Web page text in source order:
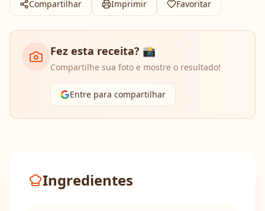
Compartilhar Imprimir Favoritar
Fez esta receita? 📸
Compartilhe sua foto e mostre o resultado!
Entre para compartilhar
Ingredientes